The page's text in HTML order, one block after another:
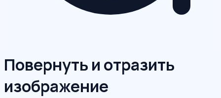
Повернуть и отразить
изображение